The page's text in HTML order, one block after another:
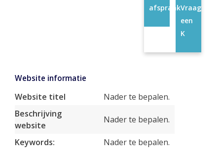
Vraag
een
K
afspraak
Website informatie
Website titel
Nader te bepalen.
Beschrijving
website
Nader te bepalen.
Keywords: Nader te bepalen.